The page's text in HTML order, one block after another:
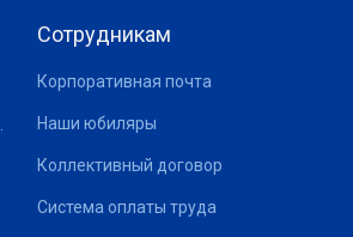
Сотрудникам
Корпоративная почта
Наши юбиляры
Коллективный договор
Система оплаты труда